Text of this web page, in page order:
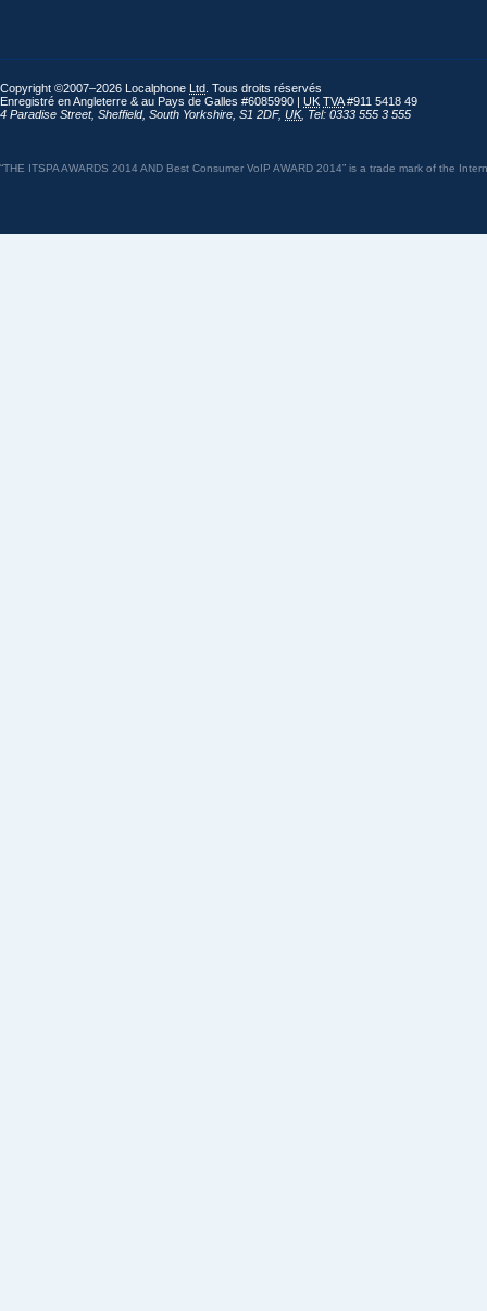
Copyright ©2007–2026 Localphone Ltd . Tous droits réservés
Enregistré en Angleterre & au Pays de Galles #6085990 | UK TVA#911 5418 49
4 Paradise Street, Sheffield, South Yorkshire S1 2DF, UK, Tel: 0333 555 3 555
“THE ITSPA AWARDS 2014 AND Best Consumer VoIP AWARD 2014” is a trade mark of the